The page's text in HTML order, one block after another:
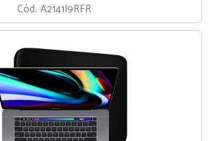
Cód. A2141I9RFR